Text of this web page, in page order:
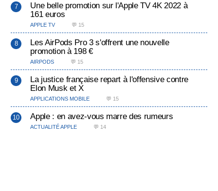
Une belle promotion sur l'Apple TV 4K 2022 à
161 euros
APPLE TV 💬 15
Les AirPods Pro 3 s'offrent une nouvelle
promotion à 198 €
AIRPODS 💬 15
La justice française repart à l'offensive contre
Elon Musk et X
APPLICATIONS MOBILE 💬 15
Apple : en avez-vous marre des rumeurs
ACTUALITÉ APPLE 💬 14